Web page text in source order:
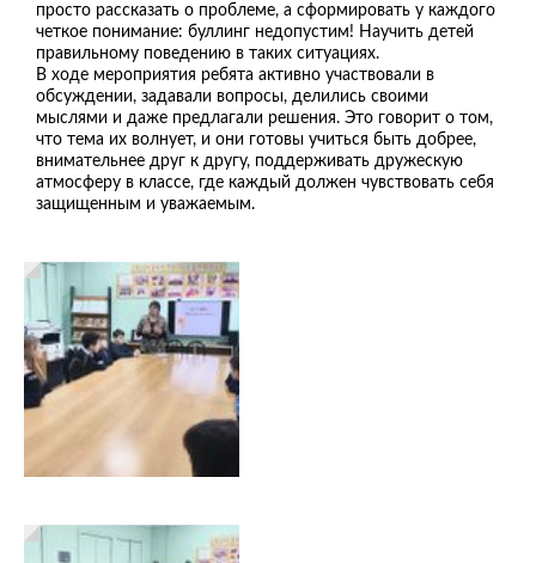
просто рассказать о проблеме, а сформировать у каждого
четкое понимание: буллинг недопустим! Научить детей
правильному поведению в таких ситуациях.
В ходе мероприятия ребята активно участвовали в
обсуждении, задавали вопросы, делились своими
мыслями и даже предлагали решения. Это говорит о том,
что тема их волнует, и они готовы учиться быть добрее,
внимательнее друг к другу, поддерживать дружескую
атмосферу в классе, где каждый должен чувствовать себя
защищенным и уважаемым.